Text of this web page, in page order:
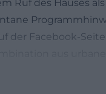
Ruf des Hauses als
der Facebook-